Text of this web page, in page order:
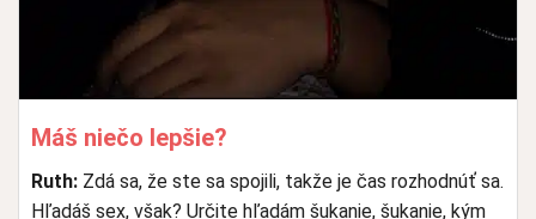
Máš niečo lepšie?
Ruth: Zdá sa, že ste sa spojili, takže je čas rozhodnúť sa.
Hľadáš sex, však? Určite hľadám šukanie, šukanie, kým